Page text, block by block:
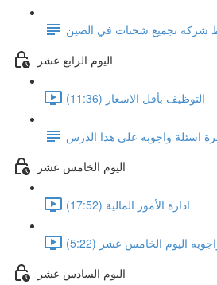
شركة تجميع شحنات في الصين
اليوم الرابع عشر
التوظيف بأقل الاسعار (11:36)
اسئلة واجوبه على هذا الدرس
اليوم الخامس عشر
ادارة الأمور المالية (17:52)
اليوم الخامس عشر (5:22)
اليوم السادس عشر